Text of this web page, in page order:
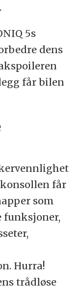
5s
dens
får bilen
får
som
funksjoner,
Hurra!
trådløse